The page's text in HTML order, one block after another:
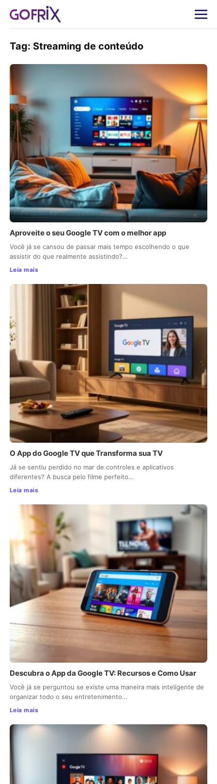
Tag: Streaming de conteúdo
Aproveite o seu Google TV com o melhor app
Você já se cansou de passar mais tempo escolhendo o que
assistir do que realmente assistindo?…
Leia mais
O App do Google TV que Transforma sua TV
Já se sentiu perdido no mar de controles e aplicativos
diferentes? A busca pelo filme perfeito…
Leia mais
Descubra o App da Google TV: Recursos e Como Usar
Você já se perguntou se existe uma maneira mais inteligente de
organizar todo o seu entretenimento…
Leia mais